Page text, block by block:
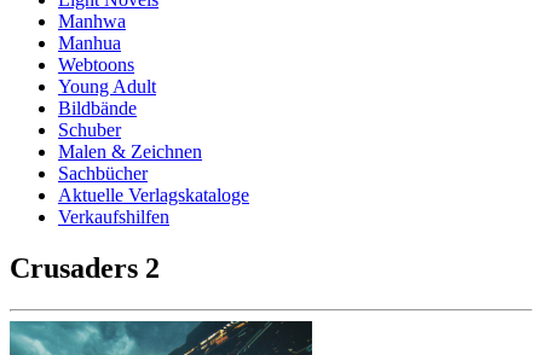
Manhwa
Manhua
Webtoons
Young Adult
Bildbände
Schuber
Malen & Zeichnen
Sachbücher
Aktuelle Verlagskataloge
Verkaufshilfen
Crusaders 2